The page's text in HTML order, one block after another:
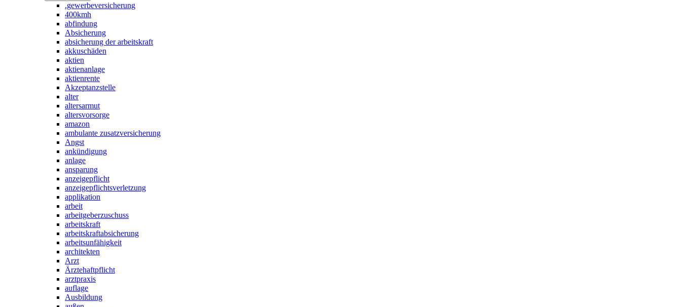
.gewerbeversicherung
400kmh
abfindung
Absicherung
absicherung der arbeitskraft
akkuschäden
aktien
aktienanlage
aktienrente
Akzeptanzstelle
alter
altersarmut
altersvorsorge
amazon
ambulante zusatzversicherung
Angst
ankündigung
anlage
ansparung
anzeigepflicht
anzeigepflichtsverletzung
applikation
arbeit
arbeitgeberzuschuss
arbeitskraft
arbeitskraftabsicherung
arbeitsunfähigkeit
architekten
Arzt
Ärztehaftpflicht
arztpraxis
auflage
Ausbildung